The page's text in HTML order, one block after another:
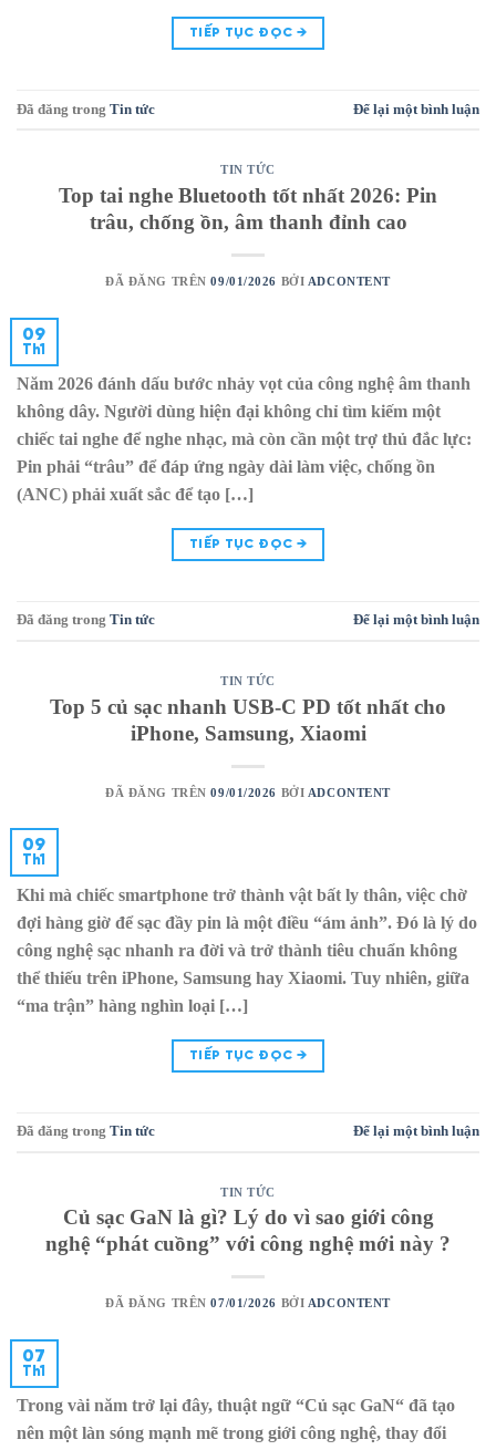
TIẾP TỤC ĐỌC →
Đã đăng trong Tin tức Để lại một bình luận
TIN TỨC
Top tai nghe Bluetooth tốt nhất 2026: Pin
trâu, chống ồn, âm thanh đỉnh cao
ĐÃ ĐĂNG TRÊN09/01/2026 BỞI ADCONTENT
09
Th1
Năm 2026 đánh dấu bước nhảy vọt của công nghệ âm thanh
không dây. Người dùng hiện đại không chỉ tìm kiếm một
chiếc tai nghe để nghe nhạc, mà còn cần một trợ thủ đắc lực:
Pin phải “trâu” để đáp ứng ngày dài làm việc, chống ồn
(ANC) phải xuất sắc để tạo […]
TIẾP TỤC ĐỌC →
Đã đăng trong Tin tức Để lại một bình luận
TIN TỨC
Top 5 củ sạc nhanh USB-C PD tốt nhất cho
iPhone, Samsung, Xiaomi
ĐÃ ĐĂNG TRÊN09/01/2026 BỞI ADCONTENT
09
Th1
Khi mà chiếc smartphone trở thành vật bất ly thân, việc chờ
đợi hàng giờ để sạc đầy pin là một điều “ám ảnh”. Đó là lý do
công nghệ sạc nhanh ra đời và trở thành tiêu chuẩn không
thể thiếu trên iPhone, Samsung hay Xiaomi. Tuy nhiên, giữa
“ma trận” hàng nghìn loại […]
TIẾP TỤC ĐỌC →
Đã đăng trong Tin tức Để lại một bình luận
TIN TỨC
Củ sạc GaN là gì? Lý do vì sao giới công
nghệ “phát cuồng” với công nghệ mới này ?
ĐÃ ĐĂNG TRÊN07/01/2026 BỞI ADCONTENT
07
Th1
Trong vài năm trở lại đây, thuật ngữ “Củ sạc GaN“ đã tạo
nên một làn sóng mạnh mẽ trong giới công nghệ, thay đổi